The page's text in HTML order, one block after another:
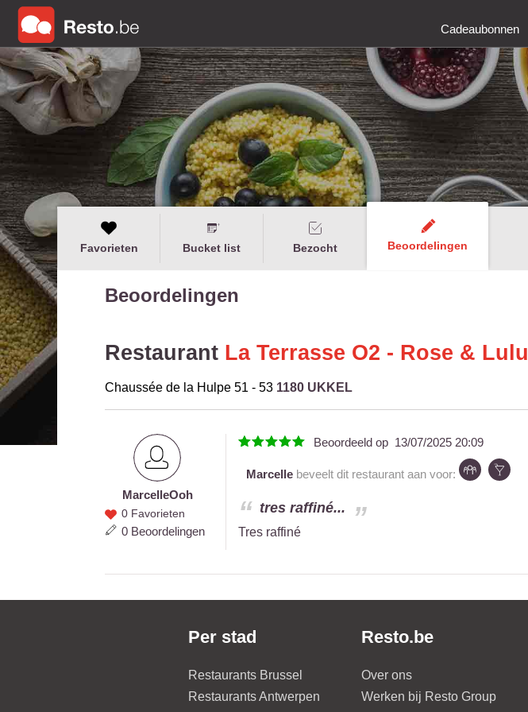
Cadeaubonnen
Favorieten Bucket list Bezocht Beoordelingen
Beoordelingen
Restaurant La Terrasse O2 - Rose & Lulu
Chaussée de la Hulpe 51 - 53 1180 UKKEL
Marcelle
Ooh
MarcelleOoh
0 Favorieten
0 Beoordelingen
Beoordeeld op 13/07/2025 20:09
Marcelle beveelt dit restaurant aan voor:
tres raffiné...
Tres raffiné
Per stad
Restaurants Brussel
Restaurants Antwerpen
Resto.be
Over ons
Werken bij Resto Group